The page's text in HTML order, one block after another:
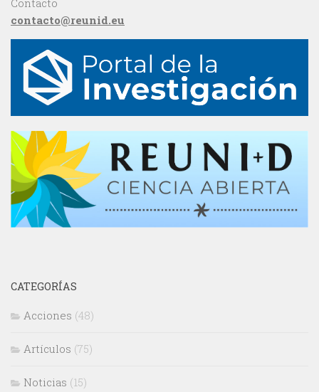
Contacto
contacto@reunid.eu
CATEGORÍAS
Acciones (48)
Artículos (75)
Noticias (15)